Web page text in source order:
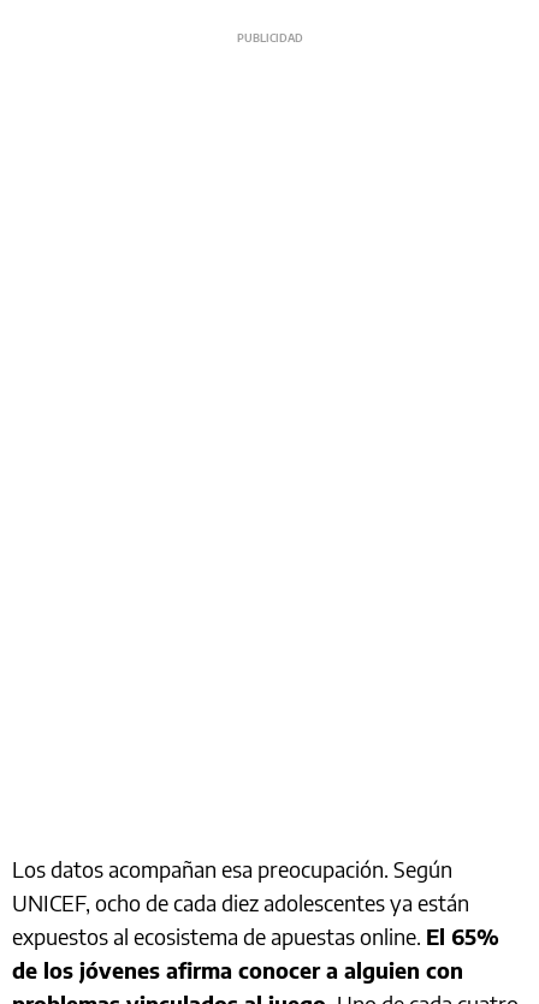
Los datos acompañan esa preocupación. Según
UNICEF, ocho de cada diez adolescentes ya están
expuestos al ecosistema de apuestas online. El 65%
de los jóvenes afirma conocer a alguien con